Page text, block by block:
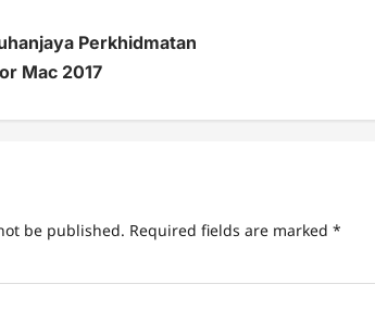
Perkhidmatan
Mac 2017
be published. Required fields are marked *